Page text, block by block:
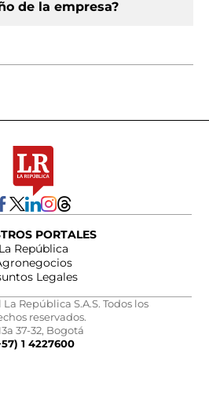
de la empresa?
PORTALES
La República
Legales
República S.A.S. Todos los
reservados.
37-32, Bogotá
1 4227600